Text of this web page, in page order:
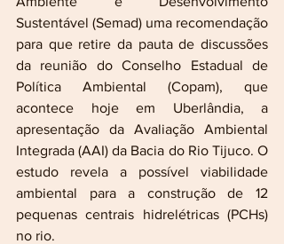
Sustentável (Semad) uma recomendação
para que retire da pauta de discussões
da reunião do Conselho Estadual de
Política Ambiental (Copam), que
acontece hoje em Uberlândia, a
apresentação da Avaliação Ambiental
Integrada (AAI) da Bacia do Rio Tijuco. O
estudo revela a possível viabilidade
ambiental para a construção de 12
pequenas centrais hidrelétricas (PCHs)
no rio.